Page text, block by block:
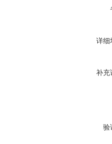
详细
补充
验